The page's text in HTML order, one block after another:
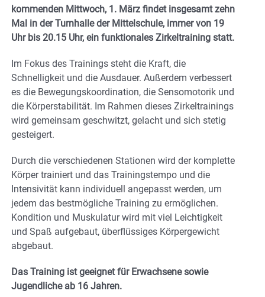
kommenden Mittwoch, 1. März findet insgesamt zehn
Mal in der Turnhalle der Mittelschule, immer von 19
Uhr bis 20.15 Uhr, ein funktionales Zirkeltraining statt.
Im Fokus des Trainings steht die Kraft, die
Schnelligkeit und die Ausdauer. Außerdem verbessert
es die Bewegungskoordination, die Sensomotorik und
die Körperstabilität. Im Rahmen dieses Zirkeltrainings
wird gemeinsam geschwitzt, gelacht und sich stetig
gesteigert.
Durch die verschiedenen Stationen wird der komplette
Körper trainiert und das Trainingstempo und die
Intensivität kann individuell angepasst werden, um
jedem das bestmögliche Training zu ermöglichen.
Kondition und Muskulatur wird mit viel Leichtigkeit
und Spaß aufgebaut, überflüssiges Körpergewicht
abgebaut.
Das Training ist geeignet für Erwachsene sowie
Jugendliche ab 16 Jahren.